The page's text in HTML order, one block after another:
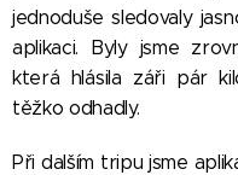
jednoduše sledovaly
aplikaci. Byly jsme
která hlásila záři pár
těžko odhadly.
Při dalším tripu jsme